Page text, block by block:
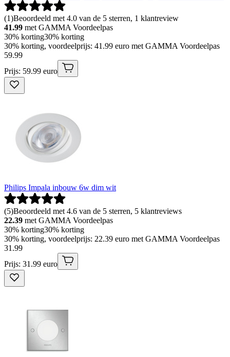
(1)Beoordeeld met 4.0 van de 5 sterren, 1 klantreview
41.99 met GAMMA Voordeelpas
30% korting30% korting
30% korting, voordeelprijs: 41.99 euro met GAMMA Voordeelpas
59.99
Prijs: 59.99 euro
Philips Impala inbouw 6w dim wit
(5)Beoordeeld met 4.6 van de 5 sterren, 5 klantreviews
22.39 met GAMMA Voordeelpas
30% korting30% korting
30% korting, voordeelprijs: 22.39 euro met GAMMA Voordeelpas
31 .99
Prijs: 31.99 euro